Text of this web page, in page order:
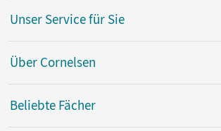
Unser Service für Sie
Über Cornelsen
Beliebte Fächer